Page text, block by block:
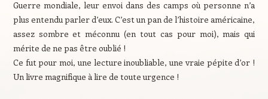
Guerre mondiale, leur envoi dans des camps où personne n’a
plus entendu parler d’eux. C’est un pan de l’histoire américaine,
assez sombre et méconnu (en tout cas pour moi), mais qui
mérite de ne pas être oublié !
Ce fut pour moi, une lecture inoubliable, une vraie pépite d’or !
Un livre magnifique à lire de toute urgence !